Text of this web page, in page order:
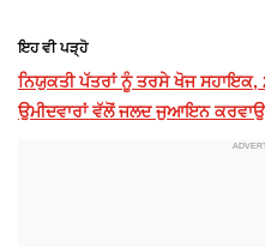
ਇਹ ਵੀ ਪੜ੍ਹੋ
ਨਿਯੁਕਤੀ ਪੱਤਰਾਂ ਨੂੰ ਤਰਸੇ ਖੋਜ
ਉਮੀਦਵਾਰਾਂ ਵੱਲੋਂ ਜਲਦ ਜੁਆਇਨ